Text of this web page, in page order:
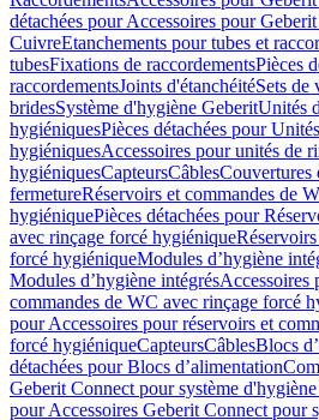
détachées pour Accessoires pour
CuivreEtanchements pour tubes et
tubesFixations de raccordementsPièces
raccordementsJoints d'étanchéitéSets de
bridesSystème d'hygiène GeberitUnités
hygiéniquesPièces détachées pour
hygiéniquesAccessoires pour unités de
hygiéniquesCapteursCâblesCouvertures
fermetureRéservoirs et commandes de
hygiéniquePièces détachées pour
avec rinçage forcé hygiénique
forcé hygiéniqueModules d’hygiène
Modules d’hygiène intégrésAccessoires
commandes de WC avec rinçage forcé
pour Accessoires pour réservoirs et
forcé hygiéniqueCapteursCâblesBlocs
détachées pour Blocs d’alimentation
Geberit Connect pour système
pour Accessoires Geberit Connect pour